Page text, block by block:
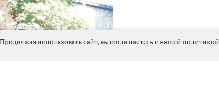
использовать сайт, вы соглашаетесь с нашей политикой